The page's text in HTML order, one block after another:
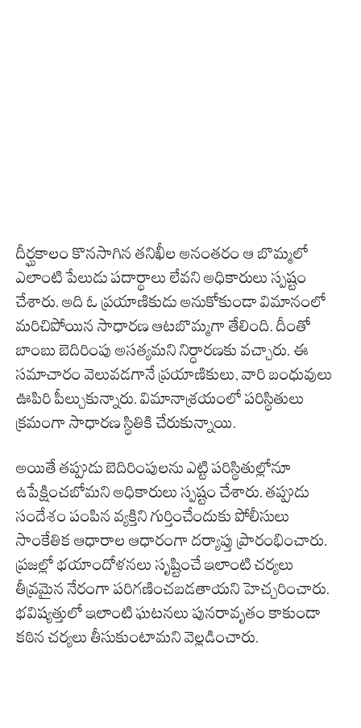
దీర్ఘకాలం కొనసాగిన తనిఖీల అనంతరం ఆ బొమ్మలో
ఎలాంటి పేలుడు పదార్థాలు లేవని అధికారులు స్పష్టం
చేశారు. అది ఓ ప్రయాణికుడు అనుకోకుండా విమానంలో
మరిచిపోయిన సాధారణ ఆటబొమ్మగా తేలింది. దీంతో
బాంబు బెదిరింపు అసత్యమని నిర్ధారణకు వచ్చారు. ఈ
సమాచారం వెలువడగానే ప్రయాణికులు, వారి బంధువులు
ఊపిరి పీల్చుకున్నారు. విమానాశ్రయంలో పరిస్థితులు
క్రమంగా సాధారణ స్థితికి చేరుకున్నాయి.
అయితే తప్పుడు బెదిరింపులను ఎట్టి పరిస్థితుల్లోనూ
ఉపేక్షించబోమని అధికారులు స్పష్టం చేశారు. తప్పుడు
సందేశం పంపిన వ్యక్తిని గుర్తించేందుకు పోలీసులు
సాంకేతిక ఆధారాల ఆధారంగా దర్యాప్తు ప్రారంభించారు.
ప్రజల్లో భయాందోళనలు సృష్టించే ఇలాంటి చర్యలు
తీవ్రమైన నేరంగా పరిగణించబడతాయని హెచ్చరించారు.
భవిష్యత్తులో ఇలాంటి ఘటనలు పునరావృతం కాకుండా
కఠిన చర్యలు తీసుకుంటామని వెల్లడించారు.